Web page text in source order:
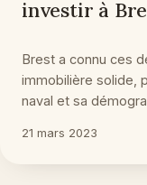
investir à
Brest a connu ces
immobilière solide,
naval et sa
21 mars 2023